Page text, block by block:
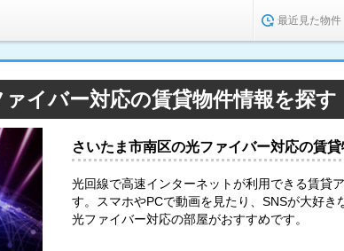
最近見た物件
イバー対応の賃貸物件情報を探す
さいたま市南区の光ファイバー対応の賃
光回線で高速インターネットが利用できる賃貸
す。スマホやPCで動画を見たり、SNSが大好
光ファイバー対応の部屋がおすすめです。